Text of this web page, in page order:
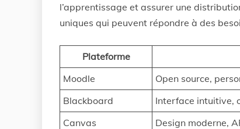
l’apprentissage et assurer une
uniques qui peuvent répondre à des
Plateforme
Moodle
Open source,
Blackboard
Interface intuitive,
Canvas
Design moderne,